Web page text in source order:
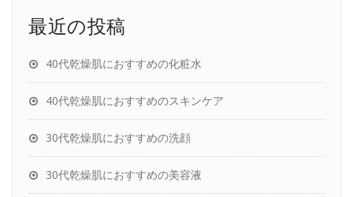
最近の投稿
40代乾燥肌におすすめの化粧水
40代乾燥肌におすすめのスキンケア
30代乾燥肌におすすめの洗顔
30代乾燥肌におすすめの美容液